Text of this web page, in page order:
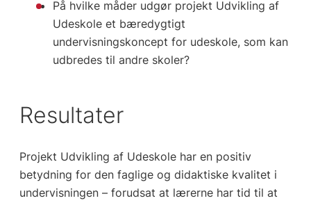
På hvilke måder udgør projekt Udvikling af
Udeskole et bæredygtigt
undervisningskoncept for udeskole, som kan
udbredes til andre skoler?
Resultater
Projekt Udvikling af Udeskole har en positiv
betydning for den faglige og didaktiske kvalitet i
undervisningen – forudsat at lærerne har tid til at